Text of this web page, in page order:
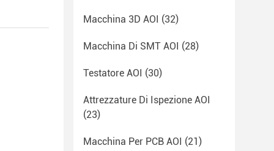
Macchina 3D AOI (32)
Macchina Di SMT AOI (28)
Testatore AOI (30)
Attrezzature Di Ispezione AOI
(23)
Macchina Per PCB AOI (21)